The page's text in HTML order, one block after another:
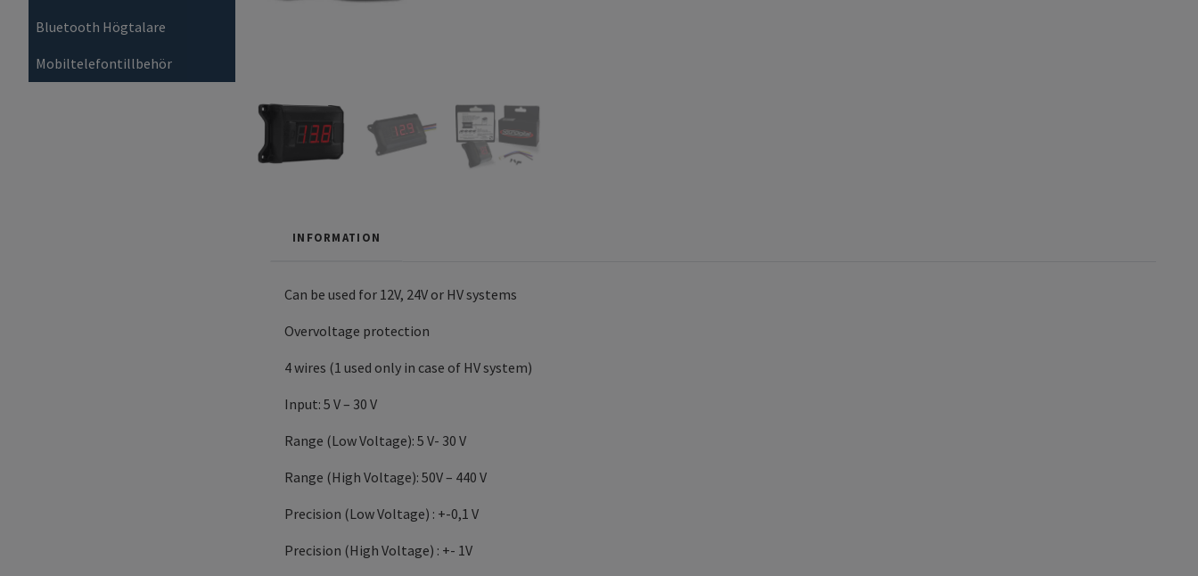
Bluetooth Högtalare
Mobiltelefontillbehör
INFORMATION
Can be used for 12V, 24V or HV systems
Overvoltage protection
4 wires (1 used only in case of HV system)
Input: 5 V – 30 V
Range (Low Voltage): 5 V- 30 V
Range (High Voltage): 50V – 440 V
Precision (Low Voltage) : +-0,1 V
Precision (High Voltage) : +- 1V